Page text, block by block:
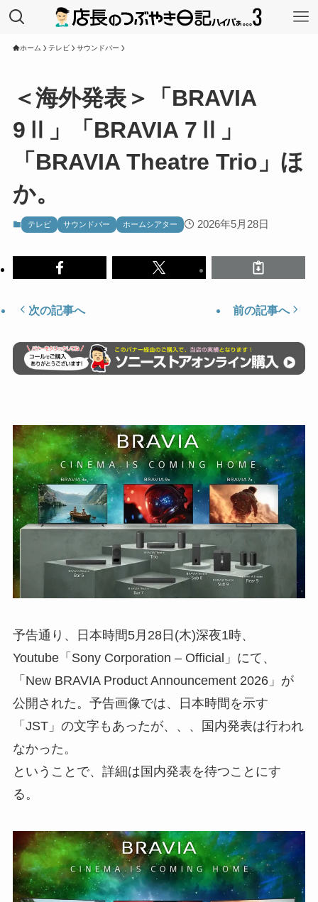
ホーム テレビ サウンドバー
＜海外発表＞「BRAVIA
9Ⅱ」「BRAVIA 7Ⅱ」
「BRAVIA Theatre Trio」ほ
か。
テレビ サウンドバー ホームシアター 2026年5月28日
次の記事へ 前の記事へ
予告通り、日本時間5月28日(木)深夜1時、
Youtube「Sony Corporation – Official」にて、
「New BRAVIA Product Announcement 2026」が
公開された。予告画像では、日本時間を示す
「JST」の文字もあったが、、、国内発表は行われ
なかった。
ということで、詳細は国内発表を待つことにす
る。